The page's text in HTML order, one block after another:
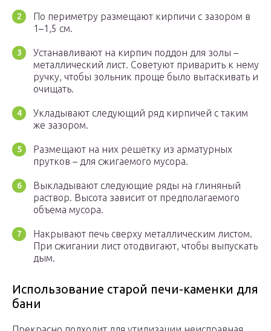
По периметру размещают кирпичи с зазором в
1–1,5 см.
Устанавливают на кирпич поддон для золы –
металлический лист. Советуют приварить к нему
ручку, чтобы зольник проще было вытаскивать и
очищать.
Укладывают следующий ряд кирпичей с таким
же зазором.
Размещают на них решетку из арматурных
прутков – для сжигаемого мусора.
Выкладывают следующие ряды на глиняный
раствор. Высота зависит от предполагаемого
объема мусора.
Накрывают печь сверху металлическим листом.
При сжигании лист отодвигают, чтобы выпускать
дым.
Использование старой печи-каменки для
бани